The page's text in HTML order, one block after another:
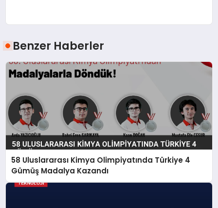
Benzer Haberler
58 Uluslararası Kimya Olimpiyatında Türkiye 4
Gümüş Madalya Kazandı